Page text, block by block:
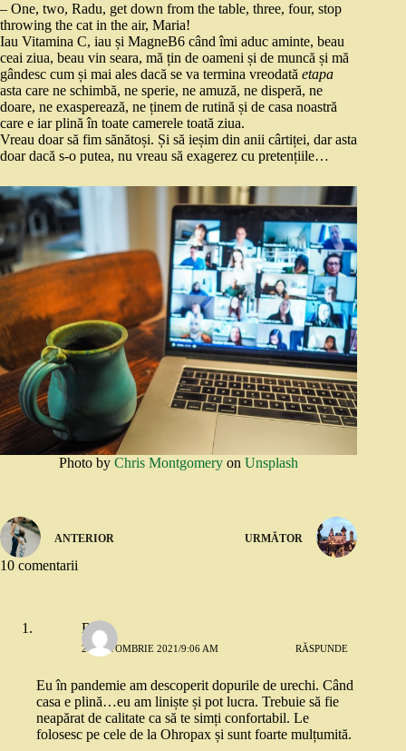
– One, two, Radu, get down from the table, three, four, stop
throwing the cat in the air, Maria!
Iau Vitamina C, iau și MagneB6 când îmi aduc aminte, beau
ceai ziua, beau vin seara, mă țin de oameni și de muncă și mă
gândesc cum și mai ales dacă se va termina vreodată etapa
asta care ne schimbă, ne sperie, ne amuză, ne disperă, ne
doare, ne exasperează, ne ținem de rutină și de casa noastră
care e iar plină în toate camerele toată ziua.
Vreau doar să fim sănătoși. Și să ieșim din anii cârtiței, dar asta
doar dacă s-o putea, nu vreau să exagerez cu pretențiile…
Photo byChris Montgomery onUnsplash
ANTERIOR URMĂTOR
10 comentarii
Bia
26 OCTOMBRIE 2021/9:06 AM RĂSPUNDE
Eu în pandemie am descoperit dopurile de urechi. Când
casa e plină…eu am liniște și pot lucra. Trebuie să fie
neapărat de calitate ca să te simți confortabil. Le
folosesc pe cele de la Ohropax și sunt foarte mulțumită.